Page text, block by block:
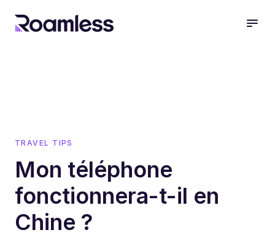
TRAVEL TIPS
Mon téléphone
fonctionnera-t-il en
Chine ?